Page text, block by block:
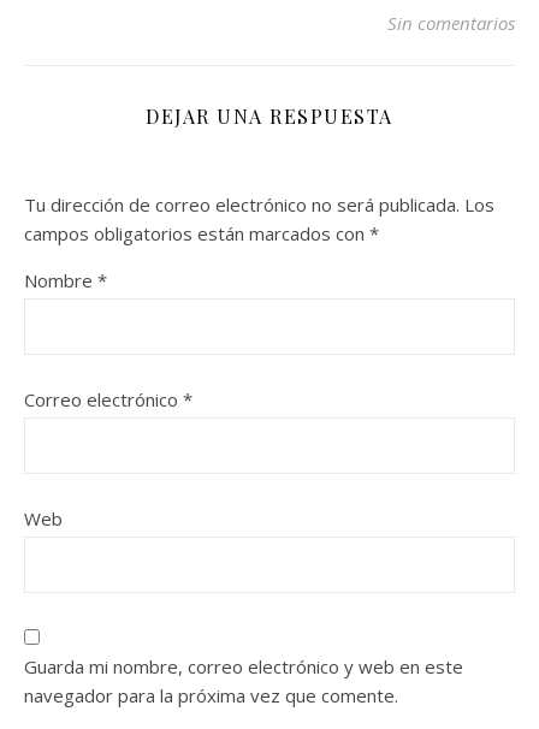
Sin comentarios
DEJAR UNA RESPUESTA
Tu dirección de correo electrónico no será publicada. Los
campos obligatorios están marcados con *
Nombre *
Correo electrónico *
Web
Guarda mi nombre, correo electrónico y web en este
navegador para la próxima vez que comente.